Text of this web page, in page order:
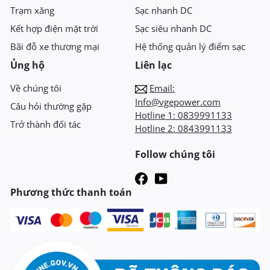
Trạm xăng
Kết hợp điện mặt trời
Bãi đỗ xe thương mại
Sạc nhanh DC
Sạc siêu nhanh DC
Hệ thống quản lý điểm sạc
Ủng hộ
Về chúng tôi
Câu hỏi thường gặp
Trở thành đối tác
Liên lạc
Email:
Info@vgepower.com
Hotline 1: 0839991133
Hotline 2: 0843991133
Follow chúng tôi
Phương thức thanh toán